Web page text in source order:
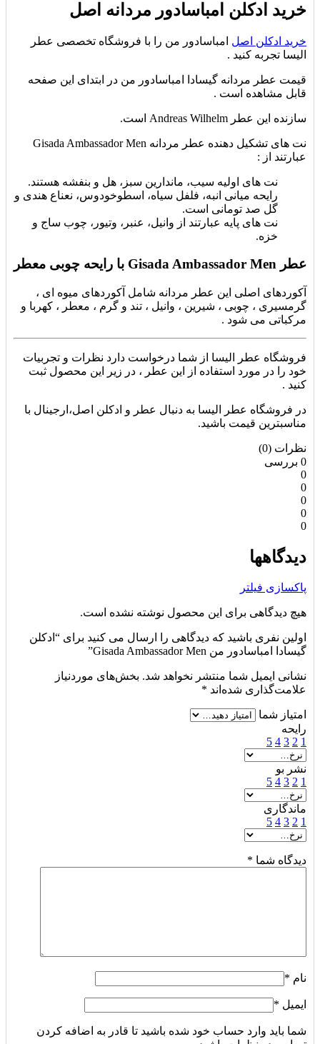
خرید ادکلن امباسادور مردانه اصل
خرید ادکلن اصل امباسادور من را با فروشگاه تخصصی عطر
الیسا تجربه کنید .
قیمت عطر مردانه گیسادا امباسادور من در ابتدای این صفحه
قابل مشاهده است .
سازنده این عطر Andreas Wilhelm است.
نت های تشکیل دهنده عطر مردانه Gisada Ambassador Men
عبارتند از :
نت های اولیه سیب، ماندارین سبز، هل و بنفشه هستند.
رایحه میانی انبه، فلفل سیاه، اسطوخودوس، نعناع هندی و
گل صد تومانی است.
نت های پایه عبارتند از وانیل، عنبر، وتیور، چوب ساج و
خزه.
عطر Gisada Ambassador Men با رایحه چوبی معطر
آکوردهای اصلی این عطر مردانه شامل آکوردهای میوه ای ،
گرمسیری ، چوبی ، شیرین ، وانیل ، تند و گرم ، معطر ، کهربا و
مرکباتی می شود .
فروشگاه عطر الیسا از شما درخواست دارد نظرات و تجربیات
خود را در مورد استفاده از این عطر ، در زیر این محصول ثبت
کنید .
در فروشگاه عطر الیسا به دنبال عطر و ادکلن اصل،ارجینال با
مناسبترین قیمت باشید.
نظرات (0)
0 بررسی
0
0
0
0
0
دیدگاهها
پاکسازی فیلتر
هیچ دیدگاهی برای این محصول نوشته نشده است.
اولین نفری باشید که دیدگاهی را ارسال می کنید برای “ادکلن
گیسادا امباسادور من Gisada Ambassador Men”
نشانی ایمیل شما منتشر نخواهد شد. بخش‌های موردنیاز
علامت‌گذاری شده‌اند *
امتیاز شما
رایحه
1
2
3
4
5
نشر بو
1
2
3
4
5
ماندگاری
1
2
3
4
5
دیدگاه شما *
نام *
ایمیل *
شما باید وارد حساب خود شده باشید تا قادر به اضافه کردن